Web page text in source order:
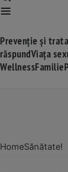
Prevenție și
răspundViața
WellnessFamilie
HomeSănătate!